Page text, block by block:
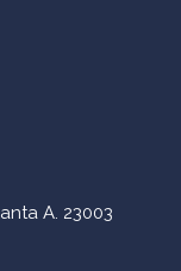
A. 23003